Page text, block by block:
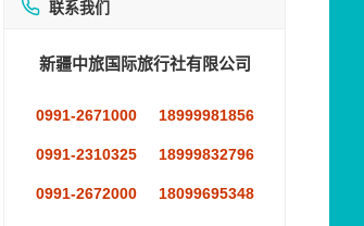
联系我们
新疆中旅国际旅行社有限公司
0991-2671000 18999981856
0991-2310325 18999832796
0991-2672000 18099695348